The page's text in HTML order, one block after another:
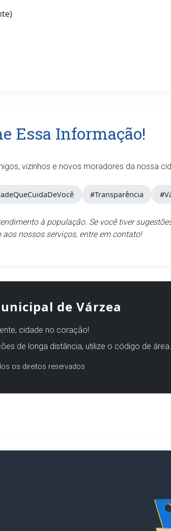
Essa Informação!
vizinhos e novos moradores da nossa
#Transparência
à população. Se você tiver
nossos serviços, entre em contato!
de Várzea
cidade no coração!
de longa distância, utilize o código de área.
os direitos reservados